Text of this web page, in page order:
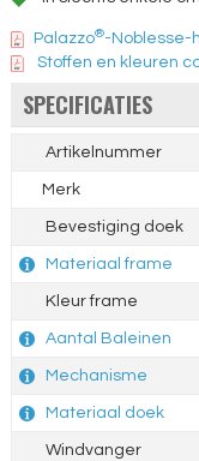
Palazzo®-Noblesse-
Stoffen en kleuren
SPECIFICATIES
Artikelnummer
Merk
Bevestiging doek
Materiaal frame
Kleur frame
Aantal Baleinen
Mechanisme
Materiaal doek
Windvanger